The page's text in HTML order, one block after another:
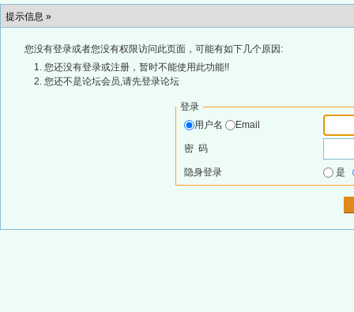
提示信息 »
您没有登录或者您没有权限访问此页面，可能有如下几个原因:
您还没有登录或注册，暂时不能使用此功能!!
您还不是论坛会员,请先登录论坛
登录
用户名
Email
密 码
隐身登录 是